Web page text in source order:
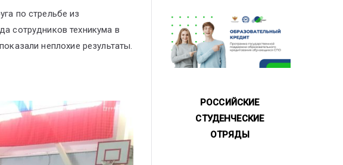
по стрельбе из
сотрудников техникума в
неплохие результаты.
РОССИЙСКИЕ
СТУДЕНЧЕСКИЕ
ОТРЯДЫ